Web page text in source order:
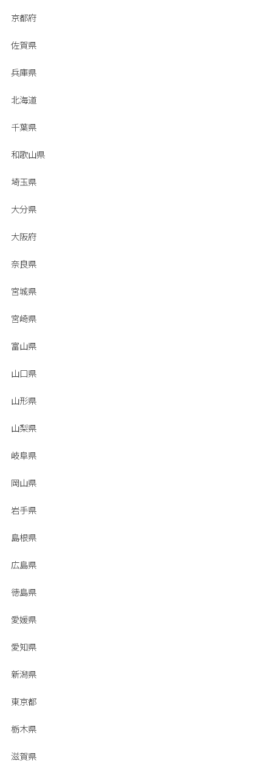
京都府
佐賀県
兵庫県
北海道
千葉県
和歌山県
埼玉県
大分県
大阪府
奈良県
宮城県
宮崎県
富山県
山口県
山形県
山梨県
岐阜県
岡山県
岩手県
島根県
広島県
徳島県
愛媛県
愛知県
新潟県
東京都
栃木県
滋賀県